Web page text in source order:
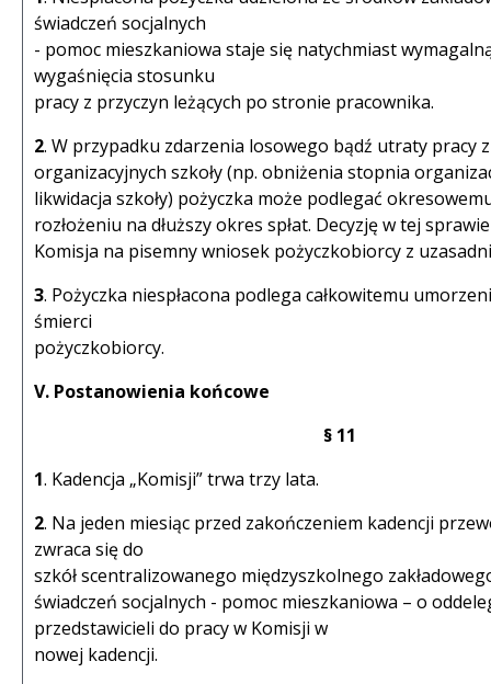
świadczeń socjalnych
- pomoc mieszkaniowa staje się natychmiast
wygaśnięcia stosunku
pracy z przyczyn leżących po stronie pracownika.
2. W przypadku zdarzenia losowego bądź utraty pracy
organizacyjnych szkoły (np. obniżenia stopnia
likwidacja szkoły) pożyczka może podlegać
rozłożeniu na dłuższy okres spłat. Decyzję w tej
Komisja na pisemny wniosek pożyczkobiorcy z
3. Pożyczka niespłacona podlega całkowitemu
śmierci
pożyczkobiorcy.
V. Postanowienia końcowe
§ 11
1. Kadencja „Komisji” trwa trzy lata.
2. Na jeden miesiąc przed zakończeniem kadencji
zwraca się do
szkół scentralizowanego międzyszkolnego
świadczeń socjalnych - pomoc mieszkaniowa – o
przedstawicieli do pracy w Komisji w
nowej kadencji.